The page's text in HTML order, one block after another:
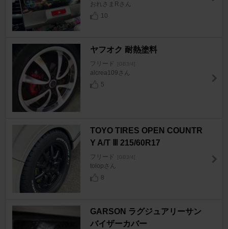
おれさまRさん
10
ヤフオク 耐熱塗料
フリード [GB3/4]
alcrea109さん
5
TOYO TIRES OPEN COUNTR
Y A/T Ⅲ 215/60R17
フリード [GB3/4]
tolopさん
8
GARSON ラグジュアリーサン
バイザーカバー